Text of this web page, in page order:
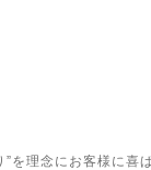
を理念にお客様に喜